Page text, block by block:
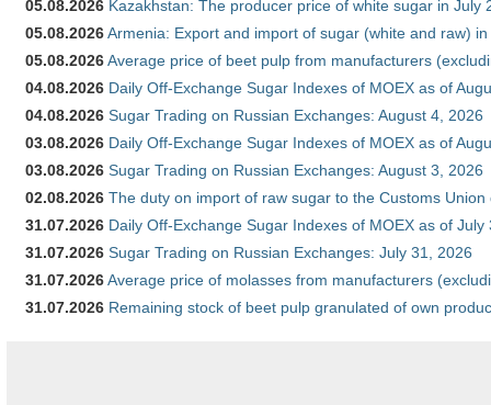
05.08.2026 Kazakhstan: The producer price of white sugar in July
05.08.2026Armenia: Export and import of sugar (white and raw)
05.08.2026Average price of beet pulp from manufacturers
04.08.2026 Daily Off-Exchange Sugar Indexes of MOEX as of
04.08.2026 Sugar Trading on Russian Exchanges: August 4, 2026
03.08.2026 Daily Off-Exchange Sugar Indexes of MOEX as of
03.08.2026 Sugar Trading on Russian Exchanges: August 3, 2026
02.08.2026 The duty on import of raw sugar to the Customs
31.07.2026 Daily Off-Exchange Sugar Indexes of MOEX as of July
31.07.2026 Sugar Trading on Russian Exchanges: July 31, 2026
31.07.2026Average price of molasses from manufacturers
31.07.2026 Remaining stock of beet pulp granulated of own